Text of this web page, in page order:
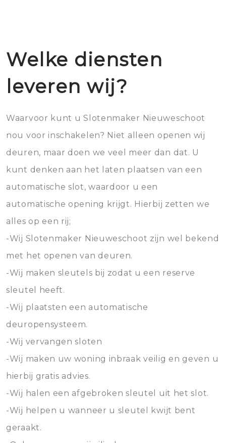
Welke diensten
leveren wij?
Waarvoor kunt u Slotenmaker Nieuweschoot
nou voor inschakelen? Niet alleen openen wij
deuren, maar doen we veel meer dan dat. U
kunt denken aan het laten plaatsen van een
automatische slot, waardoor u een
automatische opening krijgt. Hierbij zetten we
alles op een rij;
-Wij Slotenmaker Nieuweschoot zijn wel bekend
met het openen van deuren.
-Wij maken sleutels bij zodat u een reserve
sleutel heeft.
-Wij plaatsten een automatische
deuropensysteem.
-Wij vervangen sloten
-Wij maken uw woning inbraak veilig en geven u
hierbij gratis advies.
-Wij halen een afgebroken sleutel uit het slot.
-Wij helpen u wanneer u sleutel kwijt bent
geraakt.